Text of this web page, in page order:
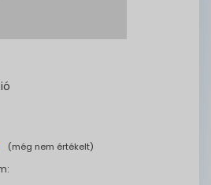
(még nem értékelt)